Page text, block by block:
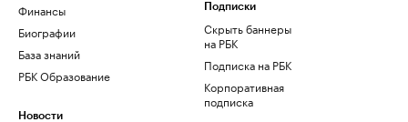
Финансы
Биографии
База знаний
РБК Образование
Новости
Подписки
Скрыть баннеры
на РБК
Подписка на РБК
Корпоративная
подписка